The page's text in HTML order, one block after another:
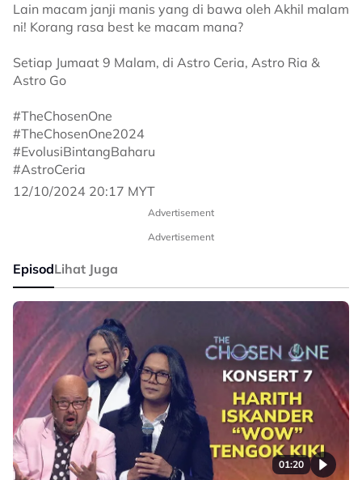
Lain macam janji manis yang di bawa oleh Akhil malam
ni! Korang rasa best ke macam mana?
Setiap Jumaat 9 Malam, di Astro Ceria, Astro Ria &
Astro Go
#TheChosenOne
#TheChosenOne2024
#EvolusiBintangBaharu
#AstroCeria
12/10/2024 20:17 MYT
Advertisement
Advertisement
EpisodLihat Juga
01:20